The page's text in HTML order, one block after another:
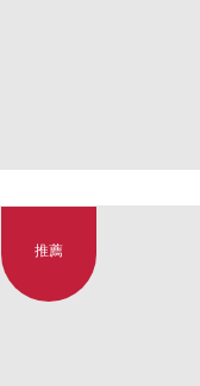
推薦